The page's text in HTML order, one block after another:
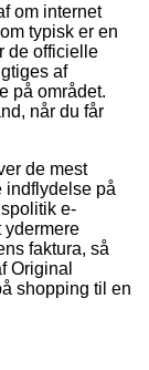
om internet
typisk er en
de officielle
af
på området.
når du får
de mest
indflydelse på
e-
ydermere
faktura, så
Original
shopping til en